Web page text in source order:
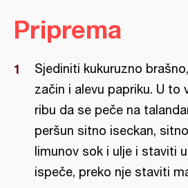
Priprema
Sjediniti kukuruzno
začin i alevu papriku. U to
ribu da se peče na
peršun sitno iseckan,
limunov sok i ulje i staviti
ispeče, preko nje staviti